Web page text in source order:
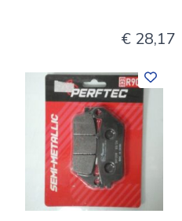
€ 28,17